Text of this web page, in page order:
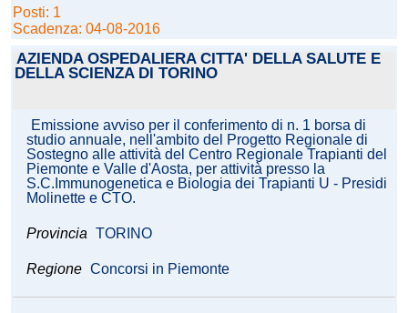
Posti: 1
Scadenza: 04-08-2016
AZIENDA OSPEDALIERA CITTA' DELLA SALUTE E
DELLA SCIENZA DI TORINO
Emissione avviso per il conferimento di n. 1 borsa di
studio annuale, nell'ambito del Progetto Regionale di
Sostegno alle attività del Centro Regionale Trapianti del
Piemonte e Valle d'Aosta, per attività presso la
S.C.Immunogenetica e Biologia dei Trapianti U - Presidi
Molinette e CTO.
Provincia TORINO
Regione Concorsi in Piemonte